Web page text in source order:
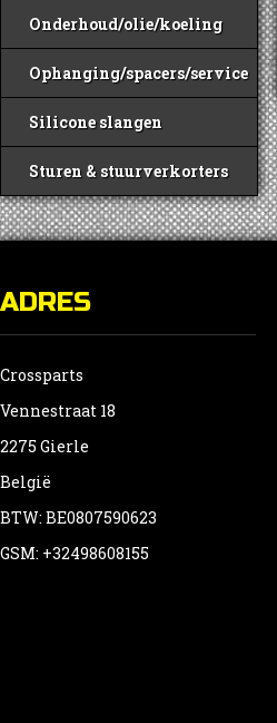
Onderhoud/olie/koeling
Ophanging/spacers/service
Silicone slangen
Sturen & stuurverkorters
ADRES
Crossparts
Vennestraat 18
2275 Gierle
België
BTW: BE0807590623
GSM: +32498608155